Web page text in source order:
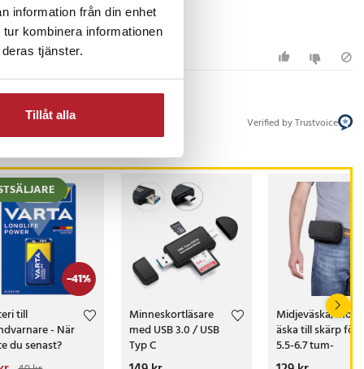
information från din enhet
kombinera informationen
tjänster.
Tillåt alla Verified by Trustvoice
-41%
till
- När
du senast?
Minneskortläsare
med USB 3.0 / USB
Typ C
Midjeväska/
äska till skärp för
5.5-6.7 tum-
smarphones